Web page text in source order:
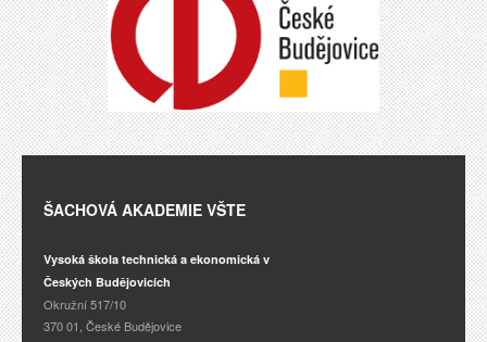
ŠACHOVÁ AKADEMIE VŠTE
Vysoká škola technická a ekonomická v
Českých Budějovicích
Okružní 517/10
370 01, České Budějovice